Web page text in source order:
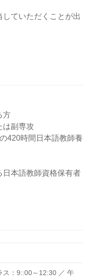
ていただくことが出
方
は副専攻
420時間日本語教師養
本語教師資格保有者
ス：9::00～12:30 ／ 午